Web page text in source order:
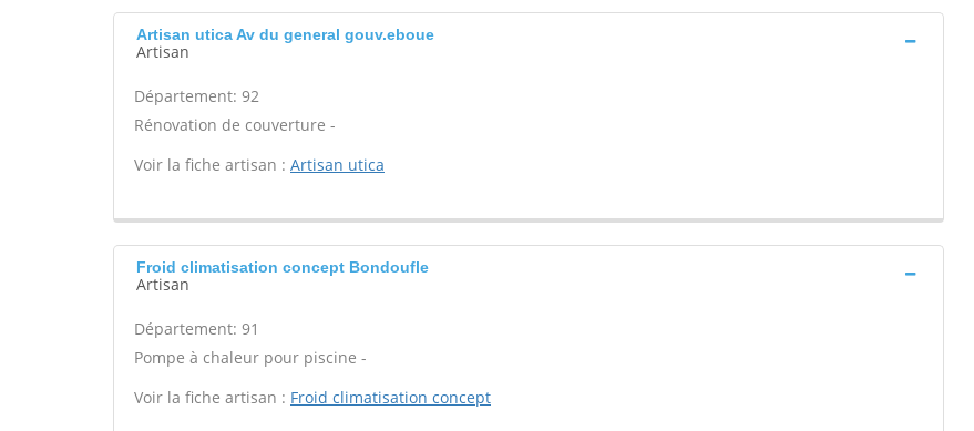
Artisan utica Av du general gouv.eboue
Artisan
Département: 92
Rénovation de couverture -
Voir la fiche artisan : Artisan utica
Froid climatisation concept Bondoufle
Artisan
Département: 91
Pompe à chaleur pour piscine -
Voir la fiche artisan : Froid climatisation concept